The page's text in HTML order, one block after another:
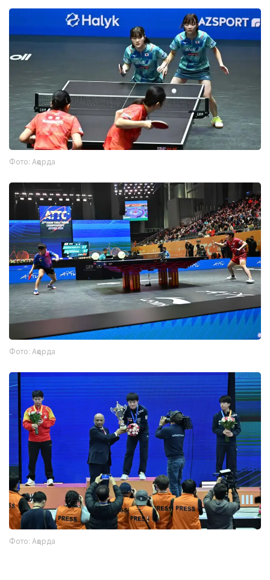
Фото: Ақорда
Фото: Ақорда
Фото: Ақорда